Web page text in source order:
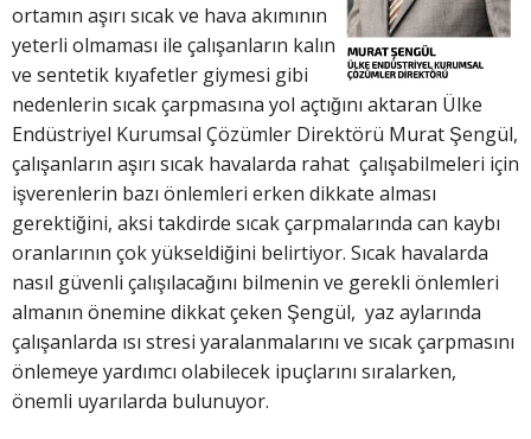
ortamın aşırı sıcak ve hava akımının
yeterli olmaması ile çalışanların kalın
ve sentetik kıyafetler giymesi gibi
nedenlerin sıcak çarpmasına yol açtığını aktaran Ülke
Endüstriyel Kurumsal Çözümler Direktörü Murat Şengül,
çalışanların aşırı sıcak havalarda rahat çalışabilmeleri için
işverenlerin bazı önlemleri erken dikkate alması
gerektiğini, aksi takdirde sıcak çarpmalarında can kaybı
oranlarının çok yükseldiğini belirtiyor. Sıcak havalarda
nasıl güvenli çalışılacağını bilmenin ve gerekli önlemleri
almanın önemine dikkat çeken Şengül, yaz aylarında
çalışanlarda ısı stresi yaralanmalarını ve sıcak çarpmasını
önlemeye yardımcı olabilecek ipuçlarını sıralarken,
önemli uyarılarda bulunuyor.